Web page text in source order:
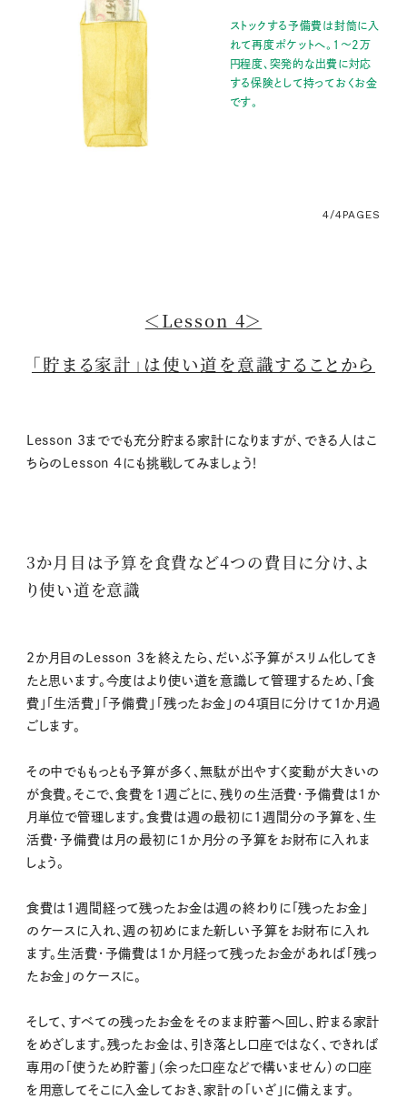
ストックする予備費は封筒に入
れて再度ポケットへ。1〜2万
円程度、突発的な出費に対応
する保険として持っておくお金
です。
4/4PAGES
＜Lesson 4＞
「貯まる家計」は使い道を意識することから
Lesson 3まででも充分貯まる家計になりますが、できる人はこ
ちらのLesson 4にも挑戦してみましょう！
3か月目は予算を食費など4つの費目に分け、よ
り使い道を意識
2か月目のLesson 3を終えたら、だいぶ予算がスリム化してき
たと思います。今度はより使い道を意識して管理するため、「食
費」「生活費」「予備費」「残ったお金」の4項目に分けて1か月過
ごします。
その中でももっとも予算が多く、無駄が出やすく変動が大きいの
が食費。そこで、食費を1週ごとに、残りの生活費・予備費は1か
月単位で管理します。食費は週の最初に1週間分の予算を、生
活費・予備費は月の最初に1か月分の予算をお財布に入れま
しょう。
食費は1週間経って残ったお金は週の終わりに「残ったお金」
のケースに入れ、週の初めにまた新しい予算をお財布に入れ
ます。生活費・予備費は1か月経って残ったお金があれば「残っ
たお金」のケースに。
そして、すべての残ったお金をそのまま貯蓄へ回し、貯まる家計
をめざします。残ったお金は、引き落とし口座ではなく、できれば
専用の「使うため貯蓄」（余った口座などで構いません）の口座
を用意してそこに入金しておき、家計の「いざ」に備えます。